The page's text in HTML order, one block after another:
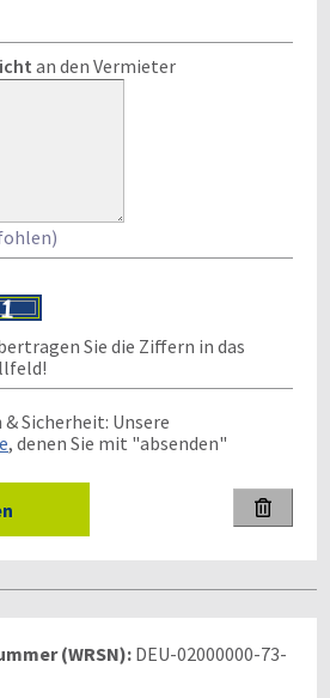
an den Vermieter
Sie die Ziffern in das
Sicherheit: Unsere
, denen Sie mit "absenden"

(WRSN):DEU-02000000-73-